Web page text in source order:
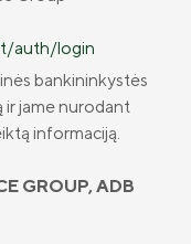
išlipti?
Insurance
priežiūra
sudarymo gairės
rinkos dalyviu
tvarka
auth/login
bankininkystės
ir jame nurodant
informaciją.
GROUP, ADB